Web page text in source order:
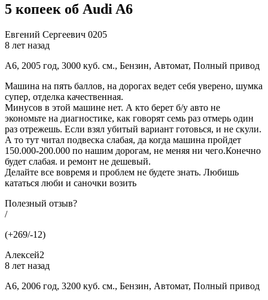
5 копеек об Audi A6
Евгений Сергеевич 0205
8 лет назад
A6, 2005 год, 3000 куб. см., Бензин, Автомат, Полный привод
Машина на пять баллов, на дорогах ведет себя уверено, шумка
супер, отделка качественная.
Минусов в этой машине нет. А кто берет б/у авто не
экономьте на диагностике, как говорят семь раз отмерь один
раз отрежешь. Если взял убитый вариант готовься, и не скули.
А то тут читал подвеска слабая, да когда машина пройдет
150.000-200.000 по нашим дорогам, не меняя ни чего.Конечно
будет слабая. и ремонт не дешевый.
Делайте все вовремя и проблем не будете знать. Любишь
кататься люби и саночки возить
Полезный отзыв?
/
(+269/-12)
Алексей2
8 лет назад
A6, 2006 год, 3200 куб. см., Бензин, Автомат, Полный привод